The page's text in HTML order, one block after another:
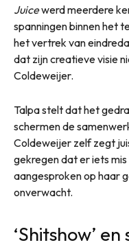
Juicewerd meerdere
spanningen binnen het
het vertrek van
dat zijn creatieve visie
Coldeweijer.
Talpa stelt dat het
schermen de
Coldeweijer zelf zegt
gekregen dat er iets
aangesproken op haar
onverwacht.
‘Shitshow’